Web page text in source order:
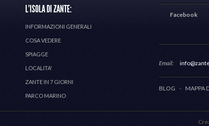
L'ISOLA DI ZANTE:
INFORMAZIONI GENERALI
COSA VEDERE
SPIAGGE
LOCALITA'
ZANTE IN 7 GIORNI
PARCO MARINO
Facebook
Email:
BLOG - MAPPA